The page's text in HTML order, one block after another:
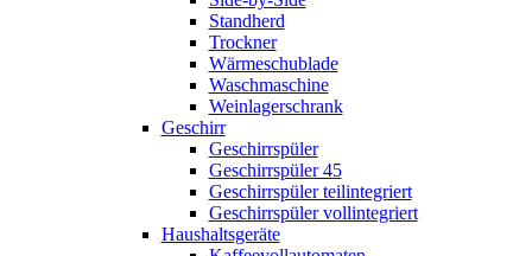
Standherd
Trockner
Wärmeschublade
Waschmaschine
Weinlagerschrank
Geschirr
Geschirrspüler
Geschirrspüler 45
Geschirrspüler teilintegriert
Geschirrspüler vollintegriert
Haushaltsgeräte